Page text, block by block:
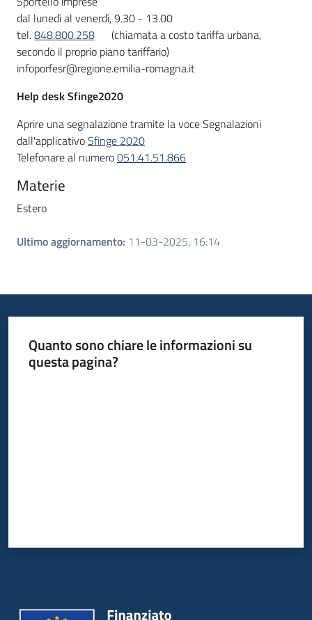
dal lunedì al venerdì, 9.30 - 13.00
tel.848.800.258
(chiamata a costo tariffa urbana,
secondo il proprio piano tariffario)
infoporfesr@regione.emilia-romagna.it
Help desk Sfinge2020
Aprire una segnalazione tramite la voce Segnalazioni
dall'applicativoSfinge 2020
Telefonare al numero051.41.51.866
Materie
Estero
Ultimo aggiornamento: 11-03-2025, 16:14
Quanto sono chiare le informazioni su
questa pagina?